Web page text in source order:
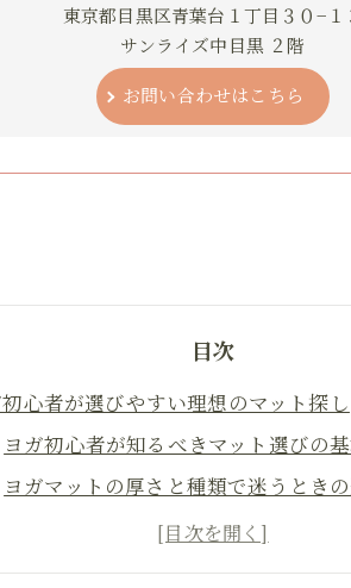
東京都目黒区青葉台１丁目３０−１
サンライズ中目黒 ２階
お問い合わせはこちら
目次
初心者が選びやすい理想のマット探し
ヨガ初心者が知るべきマット選びの
ヨガマットの厚さと種類で迷うとき
ヨガと相性が良いおすすめマットの特
ヨガマットとトレーニングマットの